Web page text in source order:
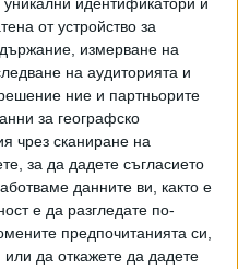
идентификатори и
от устройство за
измерване на
на аудиторията и
ние и партньорите
за географско
чрез сканиране на
за да дадете съгласието
данните ви, както е
е да разгледате по-
предпочитанията си,
да откажете да дадете
България и
съюз за
с проблема.
не е опасна за хората,
рискове, защото може
свиневъдството.